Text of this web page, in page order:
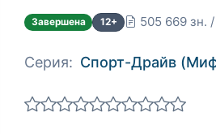
Завершена 12+ 505 669 зн.
Серия: Спорт-Драйв